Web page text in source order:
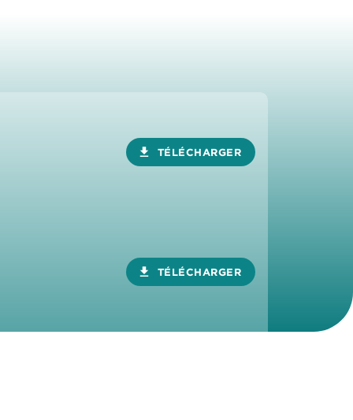
download TÉLÉCHARGER
download TÉLÉCHARGER